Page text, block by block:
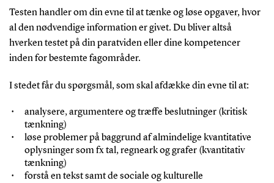
Testen handler om din evne til at tænke og løse opgaver, hvor
al den nødvendige information er givet. Du bliver altså
hverken testet på din paratviden eller dine kompetencer
inden for bestemte fagområder.
I stedet får du spørgsmål, som skal afdække din evne til at:
analysere, argumentere og træffe beslutninger (kritisk
tænkning)
løse problemer på baggrund af almindelige kvantitative
oplysninger som fx tal, regneark og grafer (kvantitativ
tænkning)
forstå en tekst samt de sociale og kulturelle